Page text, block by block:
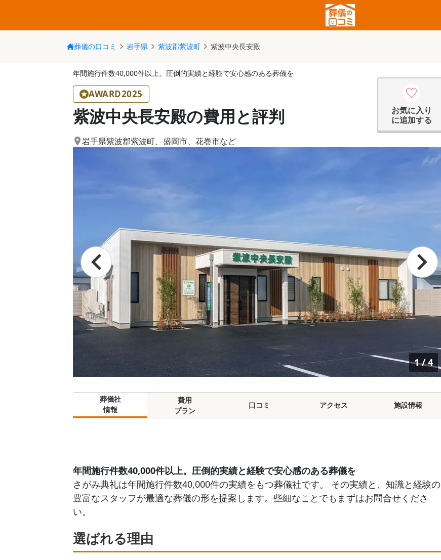
葬儀の口コミ 岩手県 紫波郡紫波町 紫波中央長安殿
年間施行件数40,000件以上。圧倒的実績と経験で安心感のある葬儀を
AWARD2025
紫波中央長安殿の費用と評判
お気に入り
に追加する
岩手県紫波郡紫波町、 盛岡市、 花巻市など
1/4
葬儀社
情報
費用
プラン
口コミ アクセス 施設情報
年間施行件数40,000件以上。圧倒的実績と経験で安心感のある葬儀を
さがみ典礼は年間施行件数40,000件の実績をもつ葬儀社です。 その実績と、知識と経験の
豊富なスタッフが最適な葬儀の形を提案します。些細なことでもまずはお問合せくださ
い。
選ばれる理由